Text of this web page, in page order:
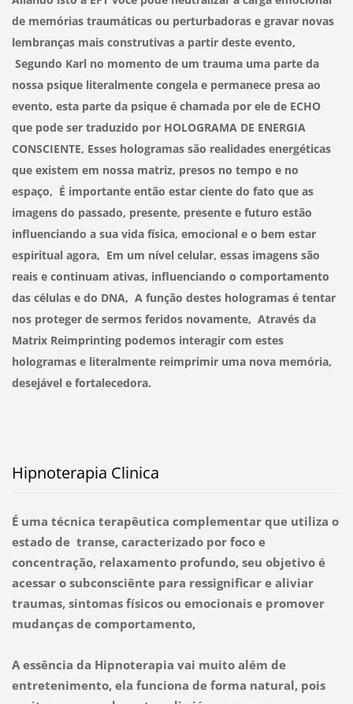
de memórias traumáticas ou perturbadoras e gravar novas
lembranças mais construtivas a partir deste evento,
Segundo Karl no momento de um trauma uma parte da
nossa psique literalmente congela e permanece presa ao
evento, esta parte da psique é chamada por ele de ECHO
que pode ser traduzido por HOLOGRAMA DE ENERGIA
CONSCIENTE, Esses hologramas são realidades energéticas
que existem em nossa matriz, presos no tempo e no
espaço, É importante então estar ciente do fato que as
imagens do passado, presente, presente e futuro estão
influenciando a sua vida física, emocional e o bem estar
espiritual agora, Em um nível celular, essas imagens são
reais e continuam ativas, influenciando o comportamento
das células e do DNA, A função destes hologramas é tentar
nos proteger de sermos feridos novamente, Através da
Matrix Reimprinting podemos interagir com estes
hologramas e literalmente reimprimir uma nova memória,
desejável e fortalecedora.
Hipnoterapia Clinica
É uma técnica terapêutica complementar que utiliza o
estado de transe, caracterizado por foco e
concentração, relaxamento profundo, seu objetivo é
acessar o subconsciênte para ressignificar e aliviar
traumas, sintomas físicos ou emocionais e promover
mudanças de comportamento,
A essência da Hipnoterapia vai muito além de
entretenimento, ela funciona de forma natural, pois